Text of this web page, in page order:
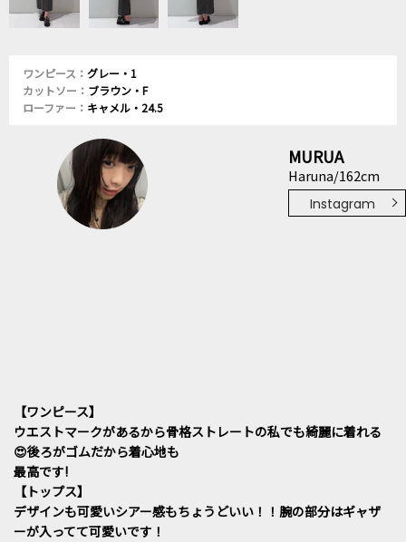
ワンピース： グレー・1
カットソー： ブラウン・F
ローファー： キャメル・24.5
MURUA
Haruna/162cm
Instagram
【ワンピース】
ウエストマークがあるから骨格ストレートの私でも綺麗に着れる
😍後ろがゴムだから着心地も
最高です!
【トップス】
デザインも可愛いシアー感もちょうどいい！！腕の部分はギャザ
ーが入ってて可愛いです！